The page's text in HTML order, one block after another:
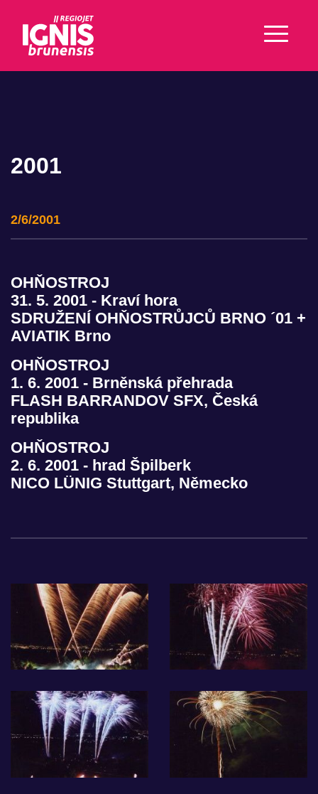
2001
2/6/2001
OHŇOSTROJ
31. 5. 2001 - Kraví hora
SDRUŽENÍ OHŇOSTRŮJCŮ BRNO ´01 +
AVIATIK Brno
OHŇOSTROJ
1. 6. 2001 - Brněnská přehrada
FLASH BARRANDOV SFX, Česká
republika
OHŇOSTROJ
2. 6. 2001 - hrad Špilberk
NICO LÜNIG Stuttgart, Německo